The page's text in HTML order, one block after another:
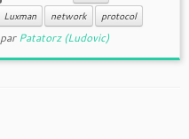
Luxman network
protocol
parPatatorz (Ludovic)